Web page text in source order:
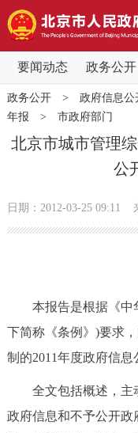
要闻动态 政务公开
要闻动态
党中央精神
北京要闻
政策兑现
政务服务
政务公开> 政府信息公
年报 > 市政府部门
北京市城市管理
公
日期：2012-03-25 09:11
本报告是根据《中
下简称《条例》)要求
制的2011年度政府信息
全文包括概述，主
政府信息和不予公开政